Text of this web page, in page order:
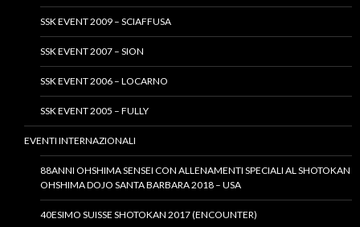
SSK EVENT 2009 – SCIAFFUSA
SSK EVENT 2007 – SION
SSK EVENT 2006 – LOCARNO
SSK EVENT 2005 – FULLY
EVENTI INTERNAZIONALI
88ANNI OHSHIMA SENSEI CON ALLENAMENTI SPECIALI AL SHOTOKAN
OHSHIMA DOJO SANTA BARBARA 2018 – USA
40ESIMO SUISSE SHOTOKAN 2017 (ENCOUNTER)